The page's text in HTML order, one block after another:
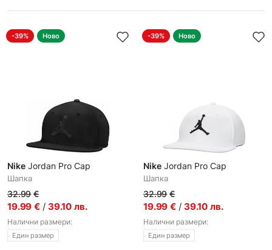
-39% Ново
Nike Jordan Pro Cap
Шапка
32.99 €
19.99 € / 39.10 лв.
Налични размери:
Един размер
-39% Ново
Nike Jordan Pro Cap
Шапка
32.99 €
19.99 € / 39.10 лв.
Налични размери:
Един размер